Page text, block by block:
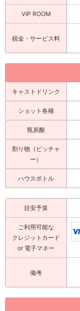
VIP ROOM
税金・サービス料
キャストドリンク
ショット各種
瓶炭酸
割り物（ピッチャ
ー）
ハウスボトル
目安予算
ご利用可能な
クレジットカード
or 電子マネー
備考